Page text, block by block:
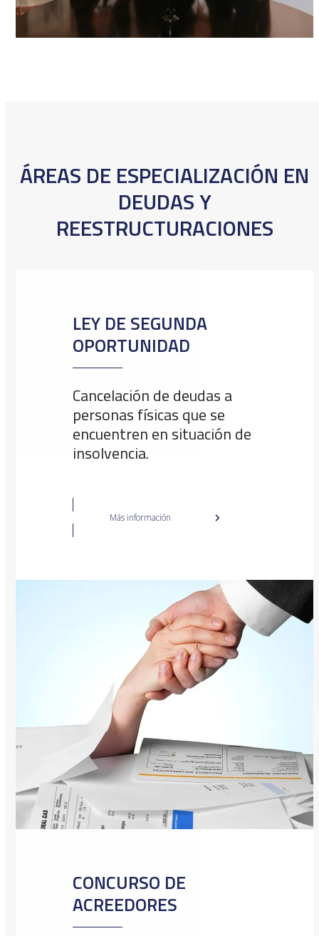
ÁREAS DE ESPECIALIZACIÓN EN
DEUDAS Y
REESTRUCTURACIONES
LEY DE SEGUNDA
OPORTUNIDAD
Cancelación de deudas a
personas físicas que se
encuentren en situación de
insolvencia.
Más información
CONCURSO DE
ACREEDORES